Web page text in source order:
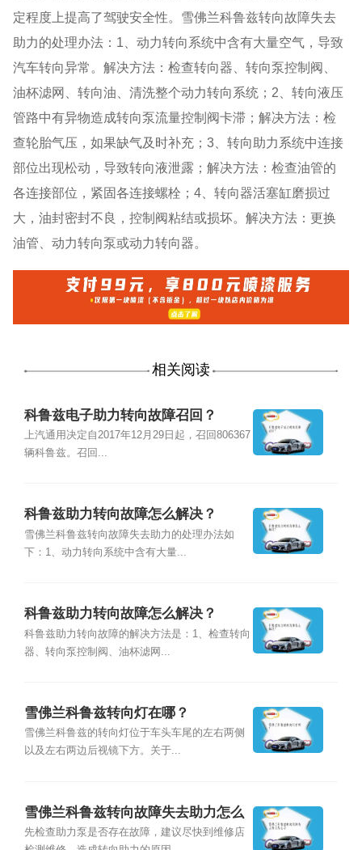
定程度上提高了驾驶安全性。雪佛兰科鲁兹转向故障失去
助力的处理办法：1、动力转向系统中含有大量空气，导致
汽车转向异常。解决方法：检查转向器、转向泵控制阀、
油杯滤网、转向油、清洗整个动力转向系统；2、转向液压
管路中有异物造成转向泵流量控制阀卡滞；解决方法：检
查轮胎气压，如果缺气及时补充；3、转向助力系统中连接
部位出现松动，导致转向液泄露；解决方法：检查油管的
各连接部位，紧固各连接螺栓；4、转向器活塞缸磨损过
大，油封密封不良，控制阀粘结或损坏。解决方法：更换
油管、动力转向泵或动力转向器。
相关阅读
科鲁兹电子助力转向故障召回？
上汽通用决定自2017年12月29日起，召回806367
辆科鲁兹。召回...
科鲁兹助力转向故障怎么解决？
雪佛兰科鲁兹转向故障失去助力的处理办法如
下：1、动力转向系统中含有大量...
科鲁兹助力转向故障怎么解决？
科鲁兹助力转向故障的解决方法是：1、检查转向
器、转向泵控制阀、油杯滤网...
雪佛兰科鲁兹转向灯在哪？
雪佛兰科鲁兹的转向灯位于车头车尾的左右两侧
以及左右两边后视镜下方。关于...
雪佛兰科鲁兹转向故障失去助力怎么
办
先检查助力泵是否存在故障，建议尽快到维修店